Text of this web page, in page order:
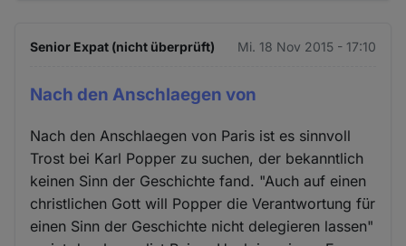
Senior Expat (nicht überprüft) Mi. 18 Nov 2015 - 17:10
Nach den Anschlaegen von
Nach den Anschlaegen von Paris ist es sinnvoll
Trost bei Karl Popper zu suchen, der bekanntlich
keinen Sinn der Geschichte fand. "Auch auf einen
christlichen Gott will Popper die Verantwortung für
einen Sinn der Geschichte nicht delegieren lassen"